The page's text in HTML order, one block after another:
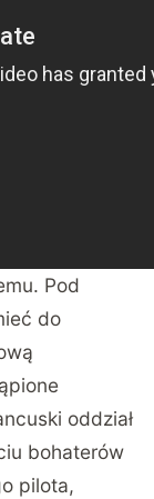
Pod
do
oddział
bohaterów
pilota,